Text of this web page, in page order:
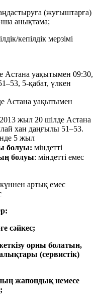
(жуғыштарға)
анықтама;
кепілдік мерзімі
Астана уақытымен 09:30,
5-қабат, үлкен
Астана уақытымен
2013 жыл 20 шілде Астана
хан даңғылы 51–53.
5 жыл
болуы: міндетті
болуы: міндетті емес
күннен артық емес
сәйкес;
орны болатын,
(сервистік)
жапондық немесе